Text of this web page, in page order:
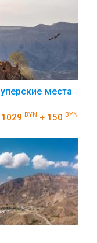
места
1029 BYN + 150 BYN